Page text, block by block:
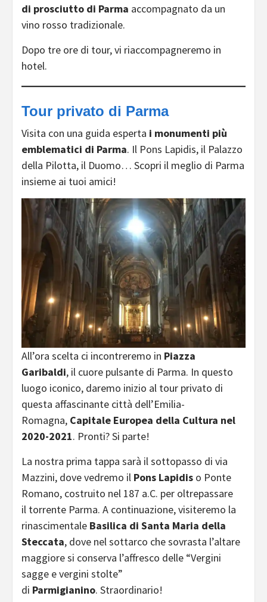
di prosciutto di Parma accompagnato da un
vino rosso tradizionale.
Dopo tre ore di tour, vi riaccompagneremo in
hotel.
Tour privato di Parma
Visita con una guida esperta i monumenti più
emblematici di Parma. Il Pons Lapidis, il Palazzo
della Pilotta, il Duomo… Scopri il meglio di Parma
insieme ai tuoi amici!
All’ora scelta ci incontreremo in Piazza
Garibaldi, il cuore pulsante di Parma. In questo
luogo iconico, daremo inizio al tour privato di
questa affascinante città dell’Emilia-
Romagna, Capitale Europea della Cultura nel
2020-2021. Pronti? Si parte!
La nostra prima tappa sarà il sottopasso di via
Mazzini, dove vedremo il Pons Lapidis o Ponte
Romano, costruito nel 187 a.C. per oltrepassare
il torrente Parma. A continuazione, visiteremo la
rinascimentale Basilica di Santa Maria della
Steccata, dove nel sottarco che sovrasta l’altare
maggiore si conserva l’affresco delle “Vergini
sagge e vergini stolte”
di Parmigianino. Straordinario!